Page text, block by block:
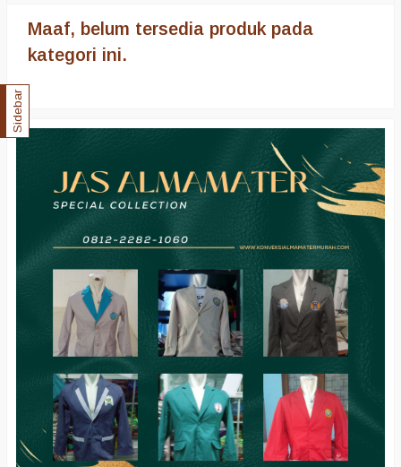
Maaf, belum tersedia produk pada
kategori ini.
Sidebar